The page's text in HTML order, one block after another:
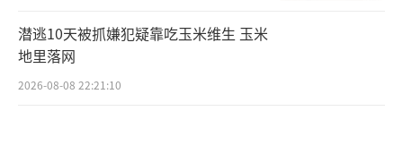
潜逃10天被抓嫌犯疑靠吃玉米维生 玉米
地里落网
2026-08-08 22:21:10